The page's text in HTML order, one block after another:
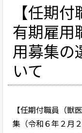
【任期
有期雇用
用募集の
いて
【任期付職員（獣
集（令和６年２月